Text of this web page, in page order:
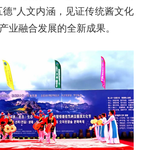
德”人文内涵，见证传统酱文化
业融合发展的全新成果。